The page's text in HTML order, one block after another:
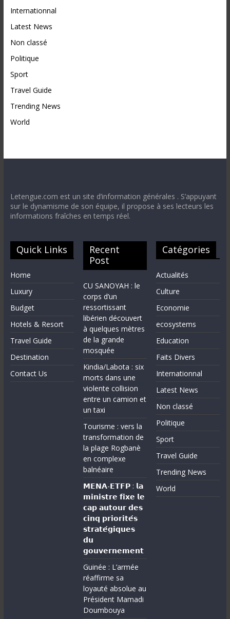
Internationnal
Latest News
Non classé
Politique
Sport
Travel Guide
Trending News
World
Letengue.com est un site d’information générales . S’appuyant
sur le dynamisme de son équipe, il propose à ses lecteurs les
informations fraîches en temps réel.
Quick Links
Home
Luxury
Budget
Hotels & Resort
Travel Guide
Destination
Contact Us
Recent
Post
CU SANOYAH : le
corps d’un
ressortissant
libérien découvert
à quelques mètres
de la grande
mosquée
Kindia/Labota : six
morts dans une
violente collision
entre un camion et
un taxi
Tourisme : vers la
transformation de
la plage Rogbanè
en complexe
balnéaire
𝗠𝗘𝗡𝗔-𝗘𝗧𝗙𝗣 : 𝗹𝗮
𝗺𝗶𝗻𝗶𝘀𝘁𝗿𝗲 𝗳𝗶𝘅𝗲 𝗹𝗲
𝗰𝗮𝗽 𝗮𝘂𝘁𝗼𝘂𝗿 𝗱𝗲𝘀
𝗰𝗶𝗻𝗾 𝗽𝗿𝗶𝗼𝗿𝗶𝘁𝗲́𝘀
𝘀𝘁𝗿𝗮𝘁𝗲́𝗴𝗶𝗾𝘂𝗲𝘀
𝗱𝘂
𝗴𝗼𝘂𝘃𝗲𝗿𝗻𝗲𝗺𝗲𝗻𝘁
Guinée : L’armée
réaffirme sa
loyauté absolue au
Président Mamadi
Doumbouya
Catégories
Actualités
Culture
Economie
ecosystems
Education
Faits Divers
Internationnal
Latest News
Non classé
Politique
Sport
Travel Guide
Trending News
World